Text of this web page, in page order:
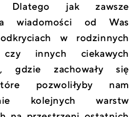
Dlatego jak zawsze
wiadomości od Was
w rodzinnych
czy innych ciekawych
gdzie zachowały się
pozwoliłyby nam
kolejnych warstw